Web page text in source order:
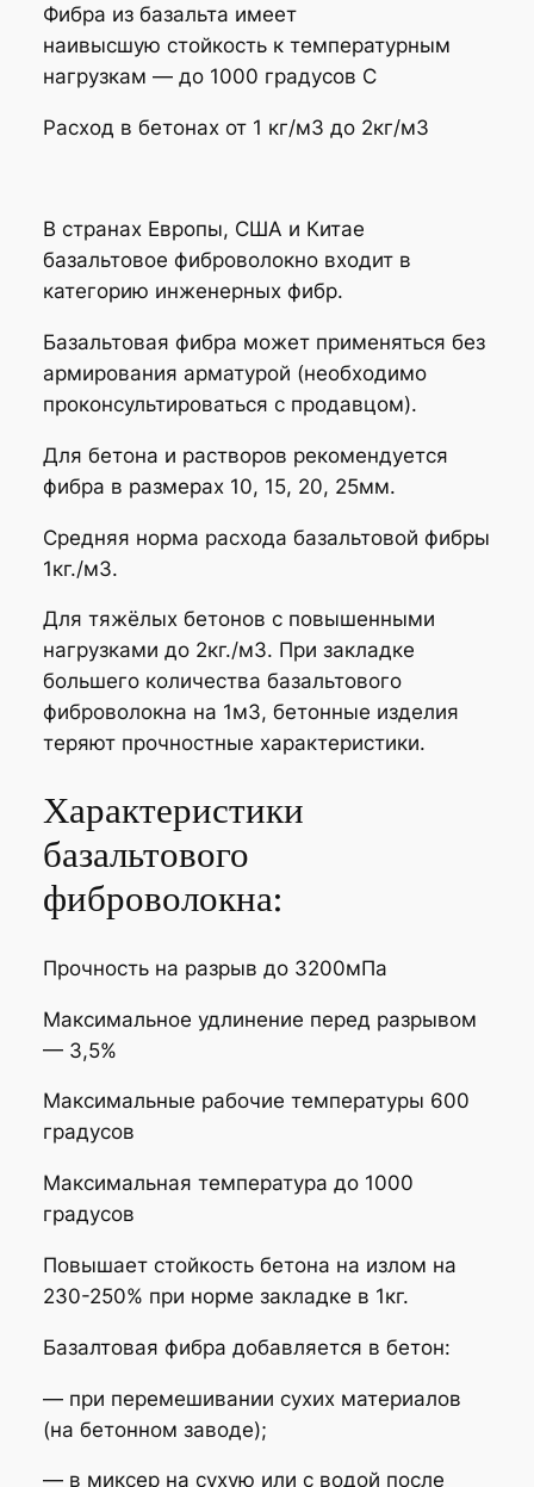
о
к
н
о
о
к
о
п
р
о
н
о
б
а
з
а
л
ь
т
в
о
е
(
ф
и
р
а
6
м
м
Фибра из базальта имеет
наивысшую стойкость к температурным
нагрузкам — до 1000 градусов С
Расход в бетонах от 1 кг/м3 до 2кг/м3
В странах Европы, США и Китае
базальтовое фиброволокно входит в
категорию инженерных фибр.
Базальтовая фибра может применяться без
армирования арматурой (необходимо
проконсультироваться с продавцом).
Для бетона и растворов рекомендуется
фибра в размерах 10, 15, 20, 25мм.
Средняя норма расхода базальтовой фибры
1кг./м3.
Для тяжёлых бетонов с повышенными
нагрузками до 2кг./м3. При закладке
большего количества базальтового
фиброволокна на 1м3, бетонные изделия
теряют прочностные характеристики.
Характеристики
базальтового
фиброволокна:
Прочность на разрыв до 3200мПа
Максимальное удлинение перед разрывом
— 3,5%
Максимальные рабочие температуры 600
градусов
Максимальная температура до 1000
градусов
Повышает стойкость бетона на излом на
230-250% при норме закладке в 1кг.
Базалтовая фибра добавляется в бетон:
— при перемешивании сухих материалов
(на бетонном заводе);
— в миксер на сухую или с водой после